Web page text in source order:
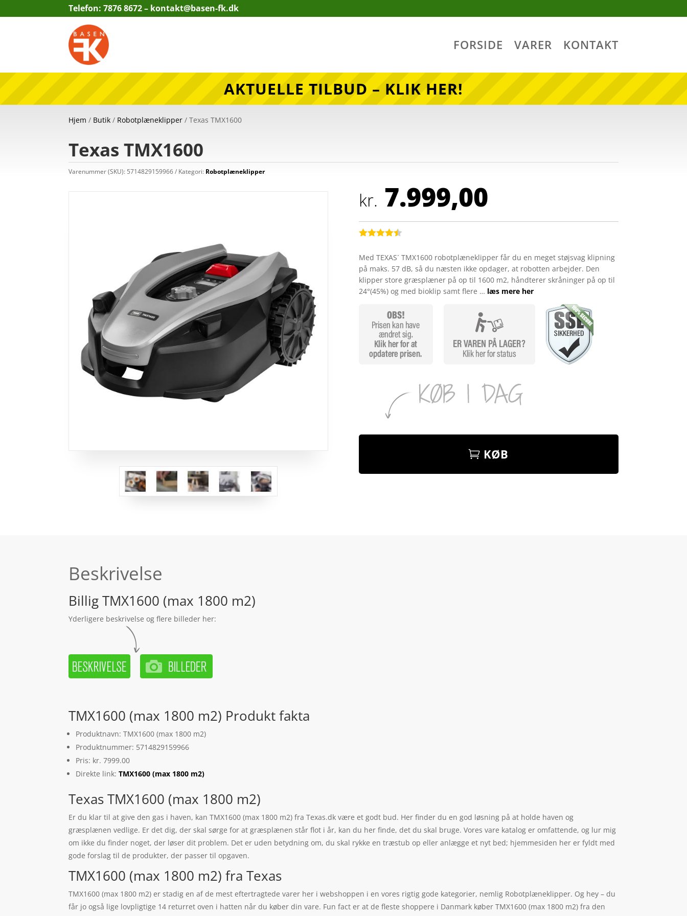
Telefon: 7876 8672 – kontakt@basen-fk.dk
FORSIDE VARER KONTAKT
AKTUELLE TILBUD – KLIK HER!
Hjem / Butik / Robotplæneklipper / Texas TMX1600
Texas TMX1600
Varenummer (SKU): 5714829159966 Kategori: Robotplæneklipper
kr. 7.999,00
ud af 5
baseret
på
kundebedø
mmelser
Med TEXAS´ TMX1600 robotplæneklipper får du en meget støjsvag klipning
på maks. 57 dB, så du næsten ikke opdager, at robotten arbejder. Den
klipper store græsplæner på op til 1600 m2, håndterer skråninger på op til
24°(45%) og med bioklip samt flere … læs mere her
KØB
Beskrivelse
Billig TMX1600 (max 1800 m2)
Yderligere beskrivelse og flere billeder her:
TMX1600 (max 1800 m2) Produkt fakta
Produktnavn: TMX1600 (max 1800 m2)
Produktnummer: 5714829159966
Pris: kr. 7999.00
Direkte link:TMX1600 (max 1800 m2)
Texas TMX1600 (max 1800 m2)
Er du klar til at give den gas i haven, kan TMX1600 (max 1800 m2) fra Texas.dk være et godt bud. Her finder du en god løsning på at holde haven og
græsplænen vedlige. Er det dig, der skal sørge for at græsplænen står flot i år, kan du her finde, det du skal bruge. Vores vare katalog er omfattende, og lur mig
om ikke du finder noget, der løser dit problem. Det er uden betydning om, du skal rykke en træstub op eller anlægge et nyt bed; hjemmesiden her er fyldt med
gode forslag til de produkter, der passer til opgaven.
TMX1600 (max 1800 m2) fra Texas
TMX1600 (max 1800 m2) er stadig en af de mest eftertragtede varer her i webshoppen i en vores rigtig gode kategorier, nemlig Robotplæneklipper. Og hey – du
får jo også lige lovpligtige 14 returret oven i hatten når du køber din vare. Fun fact er at de fleste shoppere i Danmark køber TMX1600 (max 1800 m2) fra den